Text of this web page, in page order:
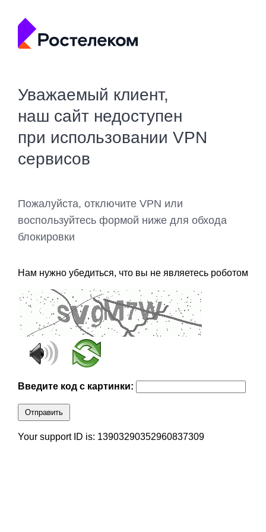
Уважаемый клиент,
наш сайт недоступен
при использовании VPN
сервисов
Пожалуйста, отключите VPN или
воспользуйтесь формой ниже для обхода
блокировки
Нам нужно убедиться, что вы не являетесь роботом
Введите код с картинки:
Отправить
Your support ID is: 13903290352960837309